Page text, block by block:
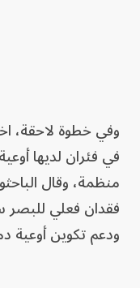
وفي خطوة لاحقة،
في فئران لديها
منظمة، وقال
فقدان فعلي للبصر
ودعم تكوين أوعية